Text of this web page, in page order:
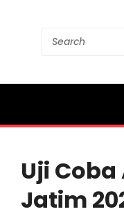
MA
Search
Uji Coba
Jatim